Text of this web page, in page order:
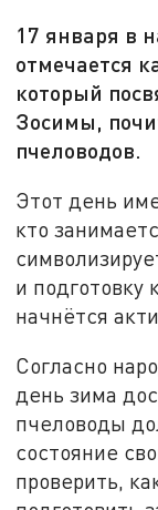
17 января в
отмечается
который
Зосимы,
пчеловодов.
Этот день
кто
и подготовку
начнётся
Согласно
день зима
пчеловоды
состояние
проверить,